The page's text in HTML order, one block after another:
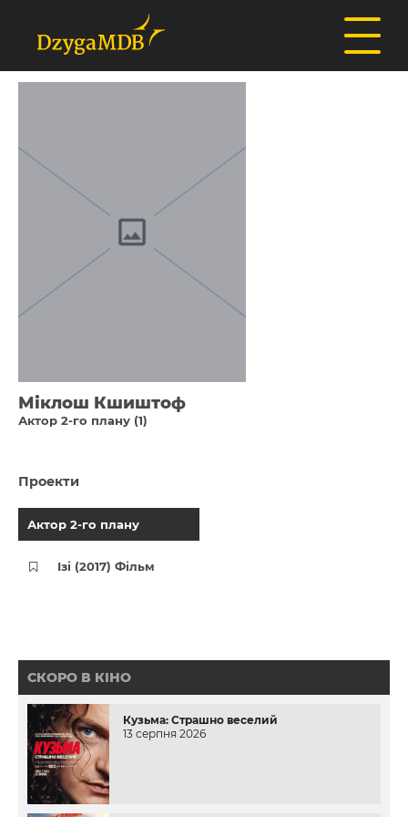
Міклош Кшиштоф
Актор 2-го плану (1)
Проекти
Актор 2-го плану
Ізі (2017) Фільм
СКОРО В КІНО
Кузьма: Страшно веселий
13 серпня 2026